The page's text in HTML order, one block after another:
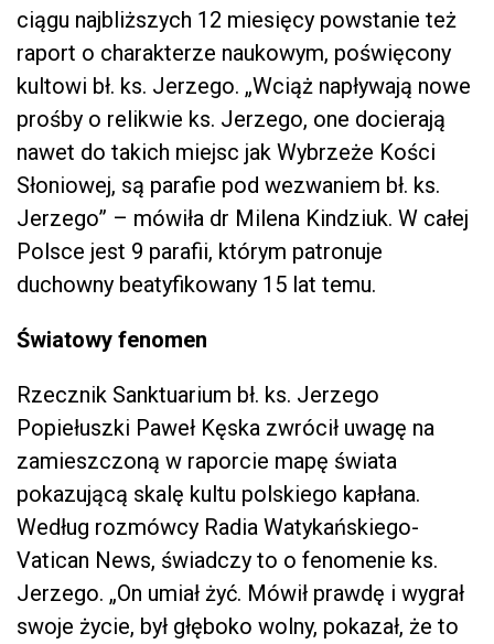
ciągu najbliższych 12 miesięcy powstanie też
raport o charakterze naukowym, poświęcony
kultowi bł. ks. Jerzego. „Wciąż napływają nowe
prośby o relikwie ks. Jerzego, one docierają
nawet do takich miejsc jak Wybrzeże Kości
Słoniowej, są parafie pod wezwaniem bł. ks.
Jerzego” – mówiła dr Milena Kindziuk. W całej
Polsce jest 9 parafii, którym patronuje
duchowny beatyfikowany 15 lat temu.
Światowy fenomen
Rzecznik Sanktuarium bł. ks. Jerzego
Popiełuszki Paweł Kęska zwrócił uwagę na
zamieszczoną w raporcie mapę świata
pokazującą skalę kultu polskiego kapłana.
Według rozmówcy Radia Watykańskiego-
Vatican News, świadczy to o fenomenie ks.
Jerzego. „On umiał żyć. Mówił prawdę i wygrał
swoje życie, był głęboko wolny, pokazał, że to